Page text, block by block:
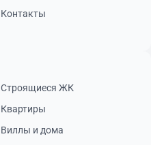
Контакты
Строящиеся ЖК
Квартиры
Виллы и дома